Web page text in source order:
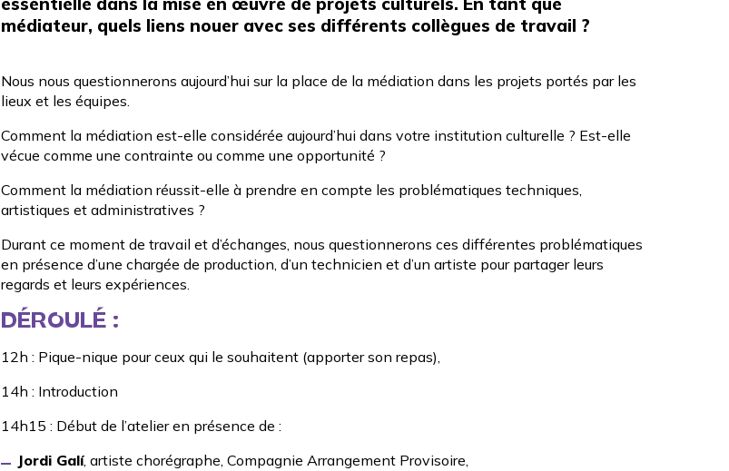
médiateur, quels liens nouer avec ses différents collègues de travail ?
Nous nous questionnerons aujourd’hui sur la place de la médiation dans les projets portés par les
lieux et les équipes.
Comment la médiation est-elle considérée aujourd’hui dans votre institution culturelle ? Est-elle
vécue comme une contrainte ou comme une opportunité ?
Comment la médiation réussit-elle à prendre en compte les problématiques techniques,
artistiques et administratives ?
Durant ce moment de travail et d’échanges, nous questionnerons ces différentes problématiques
en présence d’une chargée de production, d’un technicien et d’un artiste pour partager leurs
regards et leurs expériences.
DÉROULÉ :
12h : Pique-nique pour ceux qui le souhaitent (apporter son repas),
14h : Introduction
14h15 : Début de l’atelier en présence de :
Jordi Galí, artiste chorégraphe, Compagnie Arrangement Provisoire,